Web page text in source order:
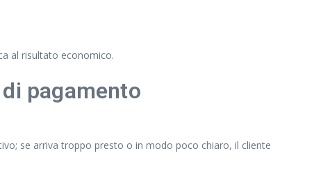
al risultato economico.
pagamento
se arriva troppo presto o in modo poco chiaro, il cliente